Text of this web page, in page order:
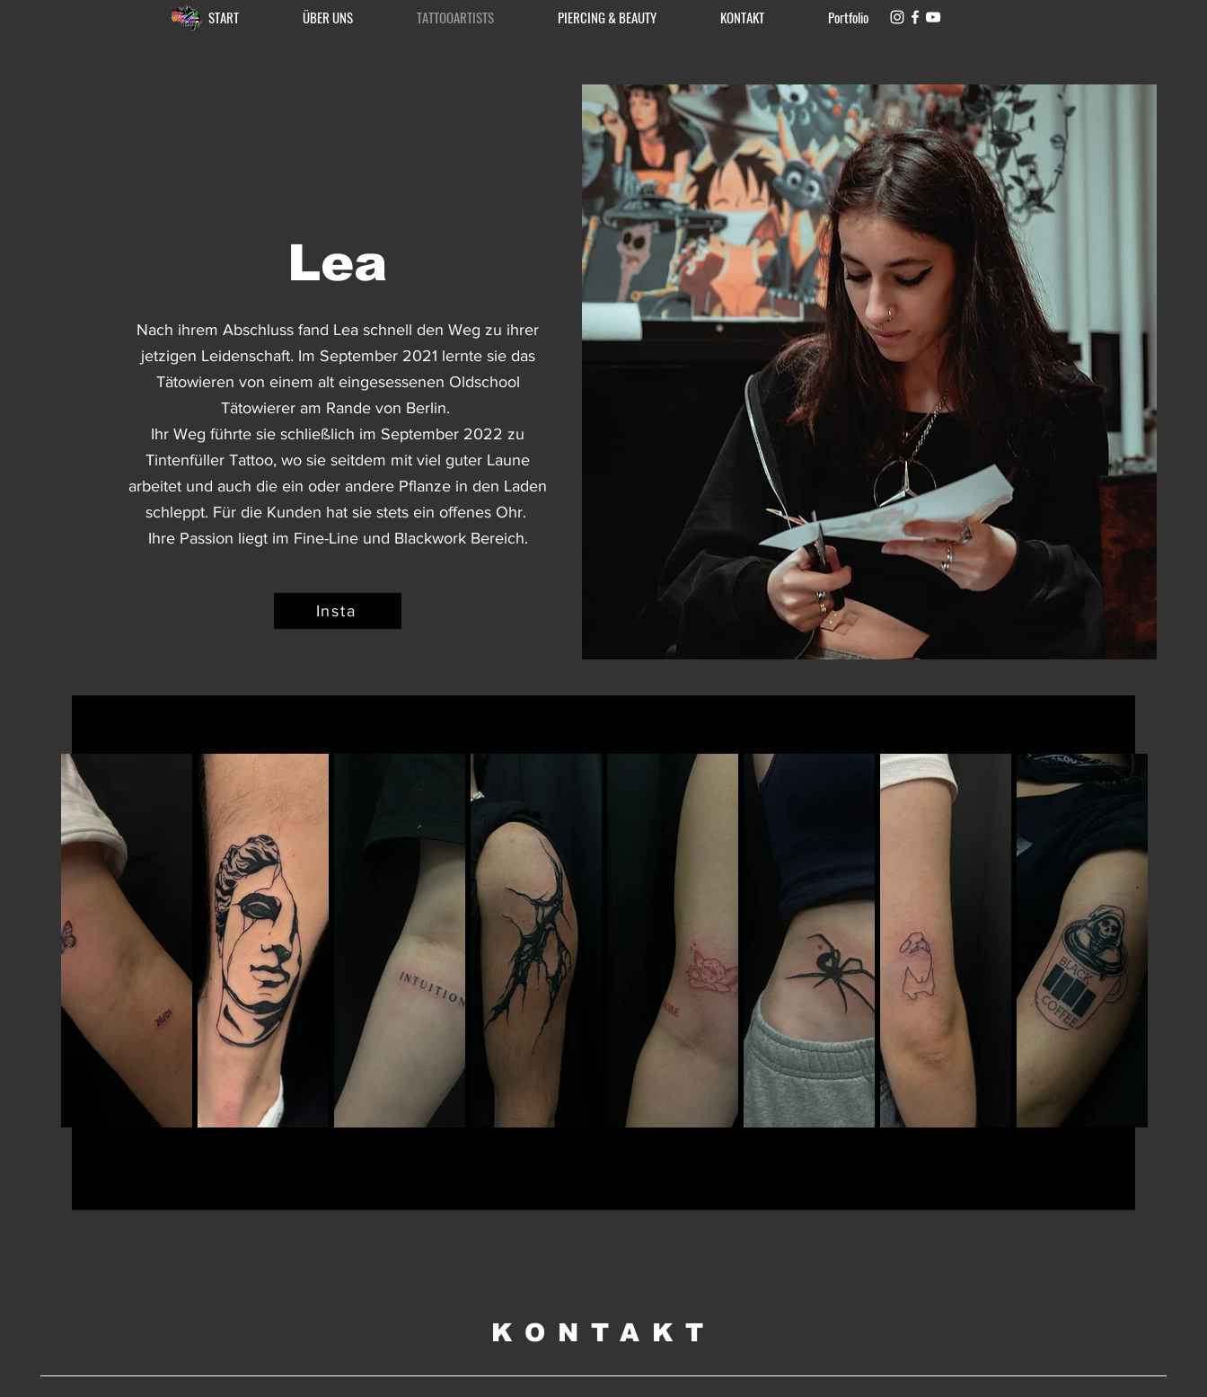
START ÜBER UNS TATTOOARTISTS PIERCING & BEAUTY KONTAKT Portfolio
Lea
Nach ihrem Abschluss fand Lea schnell den Weg zu ihrer
jetzigen Leidenschaft. Im September 2021 lernte sie das
Tätowieren von einem alt eingesessenen Oldschool
Tätowierer am Rande von Berlin.
Ihr Weg führte sie schließlich im September 2022 zu
Tintenfüller Tattoo, wo sie seitdem mit viel guter Laune
arbeitet und auch die ein oder andere Pflanze in den Laden
schleppt. Für die Kunden hat sie stets ein offenes Ohr.
Ihre Passion liegt im Fine-Line und Blackwork Bereich.
Insta
KONTAKT